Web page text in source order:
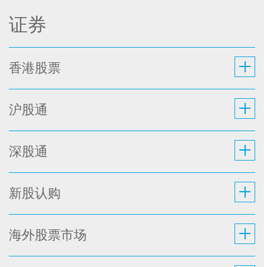
证券
香港股票
沪股通
深股通
新股认购
海外股票市场